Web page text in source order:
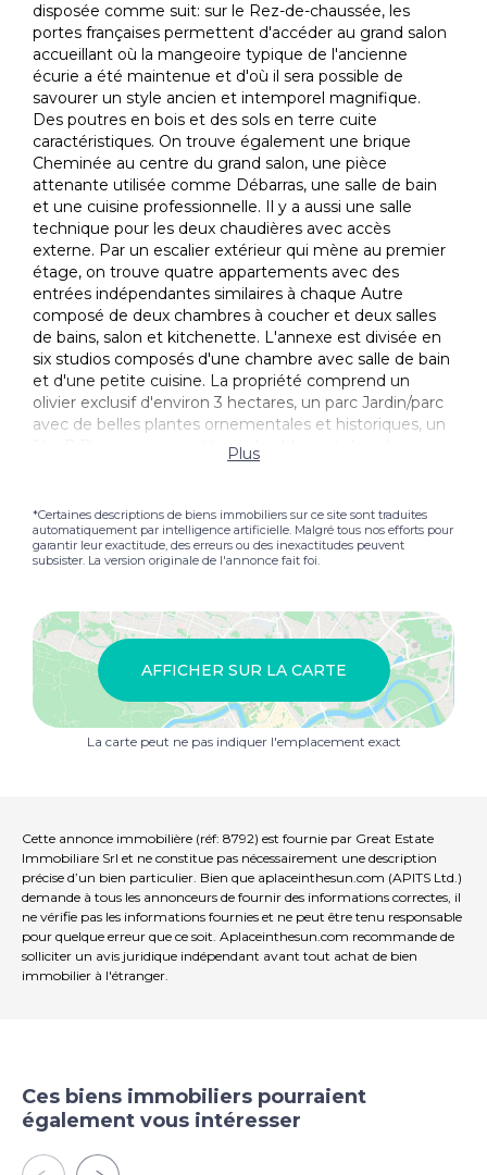
disposée comme suit: sur le Rez-de-chaussée, les
portes françaises permettent d'accéder au grand salon
accueillant où la mangeoire typique de l'ancienne
écurie a été maintenue et d'où il sera possible de
savourer un style ancien et intemporel magnifique.
Des poutres en bois et des sols en terre cuite
caractéristiques. On trouve également une brique
Cheminée au centre du grand salon, une pièce
attenante utilisée comme Débarras, une salle de bain
et une cuisine professionnelle. Il y a aussi une salle
technique pour les deux chaudières avec accès
externe. Par un escalier extérieur qui mène au premier
étage, on trouve quatre appartements avec des
entrées indépendantes similaires à chaque Autre
composé de deux chambres à coucher et deux salles
de bains, salon et kitchenette. L'annexe est divisée en
six studios composés d'une chambre avec salle de bain
et d'une petite cuisine. La propriété comprend un
olivier exclusif d'environ 3 hectares, un parc Jardin/parc
avec de belles plantes ornementales et historiques, un
14 x 7 Piscine avec système de chlore et de sel avec
vue panoramique sur le lac Castiglione del Lago ainsi
ancienne séchage de tabac Maison, disposé sur quatre
niveaux, récemment Rénové. Sur le Rez-de-chaussée,
les portes françaises en verre remplissent de lumière le
à manger, une cuisine, une chambre double avec salle
de bain privée et un ascenseur. Au premier étage,
accessible par deux escaliers extérieurs, se trouvent
une entrée de salon avec ascenseur Cheminée, deux
chambres avec salle de bain. Le deuxième étage du
grenier est accessible par un escalier en fer forgé et il y
a ici une chambre avec un lit et une salle de bain avec
comprend un parc Jardin d'environ 0,57 hectare en
propriété exclusive, un 14x7 Piscine avec système de
chlorage et une grande annexe d'environ 350 m2. Les
cadres extérieurs sont en double verre et en bois. À
l'intérieur, la propriété est parfaitement entretenue.
Lors de la dernière rénovation en 2021, des travaux de
rénovation ont été effectués sur les salles de bains
isolée comme un Terrasse piétonne avec balustrade a
été construite au-dessus.
UTILITÉS
Plus
*Certaines descriptions de biens immobiliers sur ce site sont traduites
automatiquement par intelligence artificielle. Malgré tous nos efforts pour
garantir leur exactitude, des erreurs ou des inexactitudes peuvent
subsister. La version originale de l'annonce fait foi.
AFFICHER SUR LA CARTE
La carte peut ne pas indiquer l'emplacement exact
Cette annonce immobilière (réf: 8792) est fournie par Great Estate
Immobiliare Srl et ne constitue pas nécessairement une description
précise d’un bien particulier. Bien que aplaceinthesun.com (APITS Ltd.)
demande à tous les annonceurs de fournir des informations correctes, il
ne vérifie pas les informations fournies et ne peut être tenu responsable
pour quelque erreur que ce soit. Aplaceinthesun.com recommande de
solliciter un avis juridique indépendant avant tout achat de bien
immobilier à l'étranger.
Ces biens immobiliers pourraient
également vous intéresser